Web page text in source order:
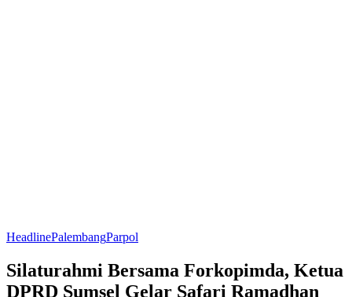
HeadlinePalembangParpol
Silaturahmi Bersama Forkopimda, Ketua
DPRD Sumsel Gelar Safari Ramadhan